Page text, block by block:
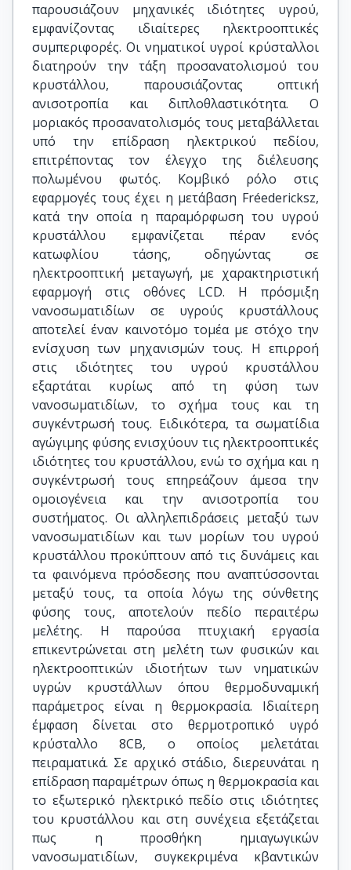
παρουσιάζουν μηχανικές ιδιότητες υγρού,
εμφανίζοντας ιδιαίτερες ηλεκτροοπτικές
συμπεριφορές. Οι νηματικοί υγροί κρύσταλλοι
διατηρούν την τάξη προσανατολισμού του
κρυστάλλου, παρουσιάζοντας οπτική
ανισοτροπία και διπλοθλαστικότητα. Ο
μοριακός προσανατολισμός τους μεταβάλλεται
υπό την επίδραση ηλεκτρικού πεδίου,
επιτρέποντας τον έλεγχο της διέλευσης
πολωμένου φωτός. Κομβικό ρόλο στις
εφαρμογές τους έχει η μετάβαση Fréedericksz,
κατά την οποία η παραμόρφωση του υγρού
κρυστάλλου εμφανίζεται πέραν ενός
κατωφλίου τάσης, οδηγώντας σε
ηλεκτροοπτική μεταγωγή, με χαρακτηριστική
εφαρμογή στις οθόνες LCD. Η πρόσμιξη
νανοσωματιδίων σε υγρούς κρυστάλλους
αποτελεί έναν καινοτόμο τομέα με στόχο την
ενίσχυση των μηχανισμών τους. Η επιρροή
στις ιδιότητες του υγρού κρυστάλλου
εξαρτάται κυρίως από τη φύση των
νανοσωματιδίων, το σχήμα τους και τη
συγκέντρωσή τους. Ειδικότερα, τα σωματίδια
αγώγιμης φύσης ενισχύουν τις ηλεκτροοπτικές
ιδιότητες του κρυστάλλου, ενώ το σχήμα και η
συγκέντρωσή τους επηρεάζουν άμεσα την
ομοιογένεια και την ανισοτροπία του
συστήματος. Οι αλληλεπιδράσεις μεταξύ των
νανοσωματιδίων και των μορίων του υγρού
κρυστάλλου προκύπτουν από τις δυνάμεις και
τα φαινόμενα πρόσδεσης που αναπτύσσονται
μεταξύ τους, τα οποία λόγω της σύνθετης
φύσης τους, αποτελούν πεδίο περαιτέρω
μελέτης. Η παρούσα πτυχιακή εργασία
επικεντρώνεται στη μελέτη των φυσικών και
ηλεκτροοπτικών ιδιοτήτων των νηματικών
υγρών κρυστάλλων όπου θερμοδυναμική
παράμετρος είναι η θερμοκρασία. Ιδιαίτερη
έμφαση δίνεται στο θερμοτροπικό υγρό
κρύσταλλο 8CB, ο οποίος μελετάται
πειραματικά. Σε αρχικό στάδιο, διερευνάται η
επίδραση παραμέτρων όπως η θερμοκρασία και
το εξωτερικό ηλεκτρικό πεδίο στις ιδιότητες
του κρυστάλλου και στη συνέχεια εξετάζεται
πως η προσθήκη ημιαγωγικών
νανοσωματιδίων, συγκεκριμένα κβαντικών